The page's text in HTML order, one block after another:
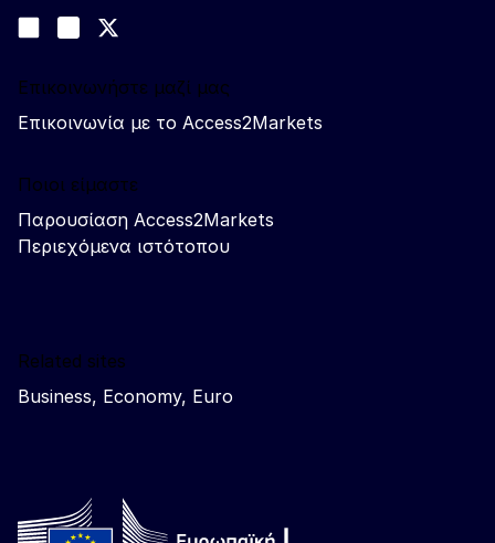
Join us on LinkedIn
Trade-Off podcast
Επικοινωνήστε μαζί μας
Επικοινωνία με το Access2Markets
Ποιοι είμαστε
Παρουσίαση Access2Markets
Περιεχόμενα ιστότοπου
Related sites
Business, Economy, Euro